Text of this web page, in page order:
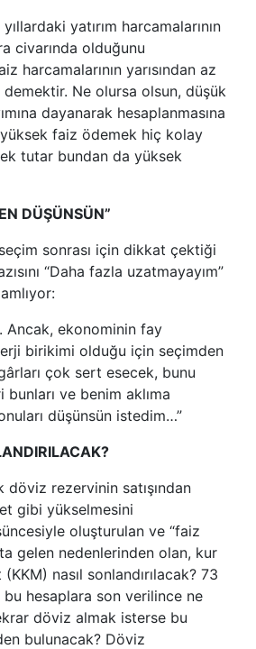
yatırım harcamalarının
civarında olduğunu
harcamalarının yarısından az
demektir. Ne olursa olsun, düşük
dayanarak hesaplanmasına
faiz ödemek hiç kolay
tutar bundan da yüksek
DÜŞÜNSÜN”
sonrası için dikkat çektiği
“Daha fazla uzatmayayım”
Ancak, ekonominin fay
birikimi olduğu için seçimden
çok sert esecek, bunu
ve benim aklıma
düşünsün istedim…”
döviz rezervinin satışından
gibi yükselmesini
oluşturulan ve “faiz
gelen nedenlerinden olan, kur
nasıl sonlandırılacak? 73
bu hesaplara son verilince ne
döviz almak isterse bu
bulunacak? Döviz